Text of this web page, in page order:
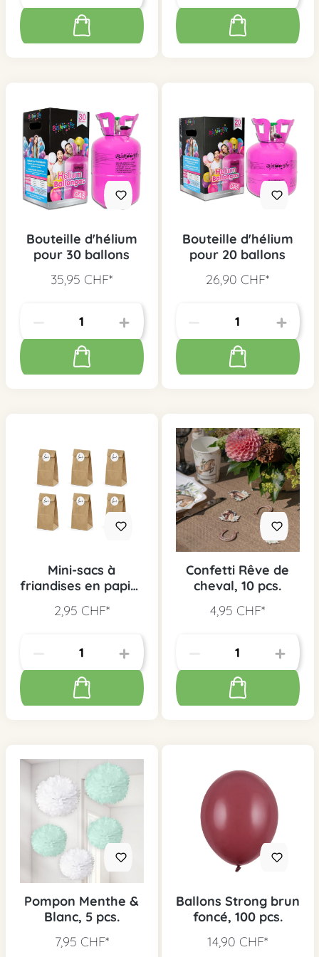
Bouteille d'hélium
pour 30 ballons
35,95 CHF*
Bouteille d'hélium
pour 20 ballons
26,90 CHF*
Mini-sacs à
friandises en papier
2,95 CHF*
Confetti Rêve de
cheval, 10 pcs.
4,95 CHF*
Pompon Menthe &
Blanc, 5 pcs.
7,95 CHF*
Ballons Strong brun
foncé, 100 pcs.
14,90 CHF*